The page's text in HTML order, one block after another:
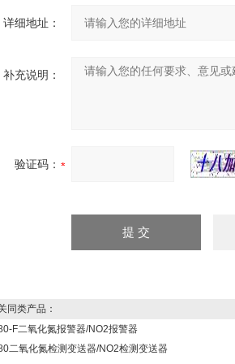
详细地址：
补充说明：
验证码：
类产品：
F二氧化氮报警器/NO2报警器
二氧化氮检测变送器/NO2检测变送器